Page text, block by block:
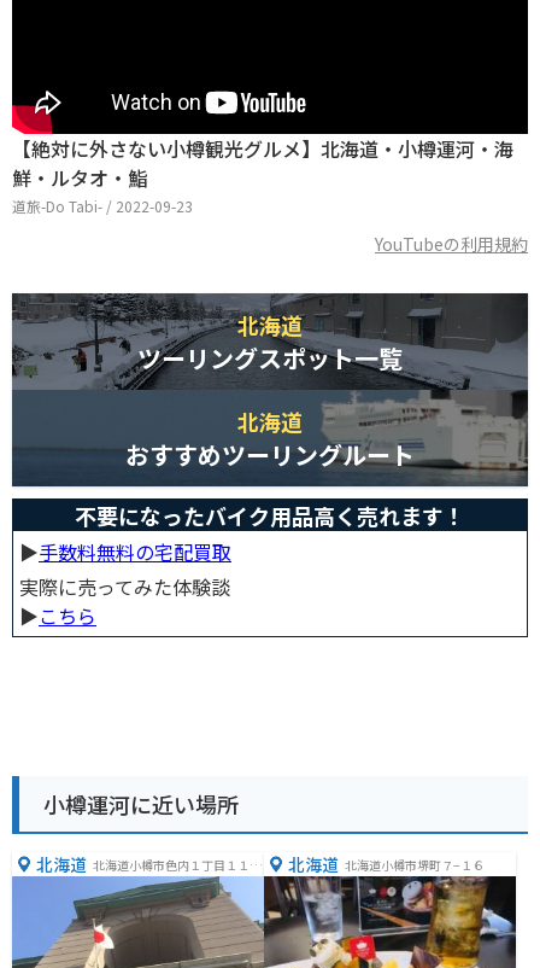
【絶対に外さない小樽観光グルメ】北海道・小樽運河・海
鮮・ルタオ・鮨
道旅-Do Tabi- / 2022-09-23
YouTubeの利用規約
北海道
ツーリングスポット一覧
北海道
おすすめツーリングルート
不要になったバイク用品高く売れます！
▶︎手数料無料の宅配買取
実際に売ってみた体験談
▶︎こちら
小樽運河に近い場所
北海道 北海道小樽市色内１丁目１１
北海道 北海道小樽市堺町７−１６